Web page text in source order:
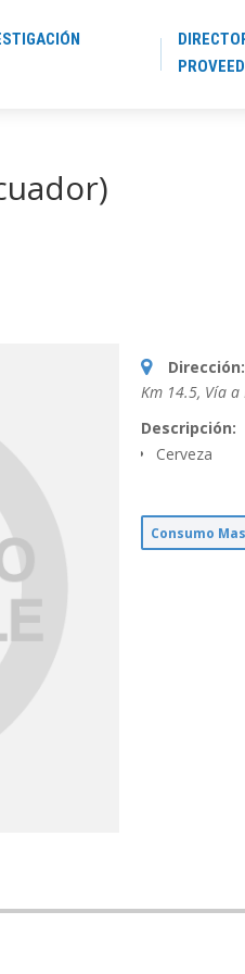
Dirección:
Km 14.5, Vía a
Descripción:
Cerveza
Consumo